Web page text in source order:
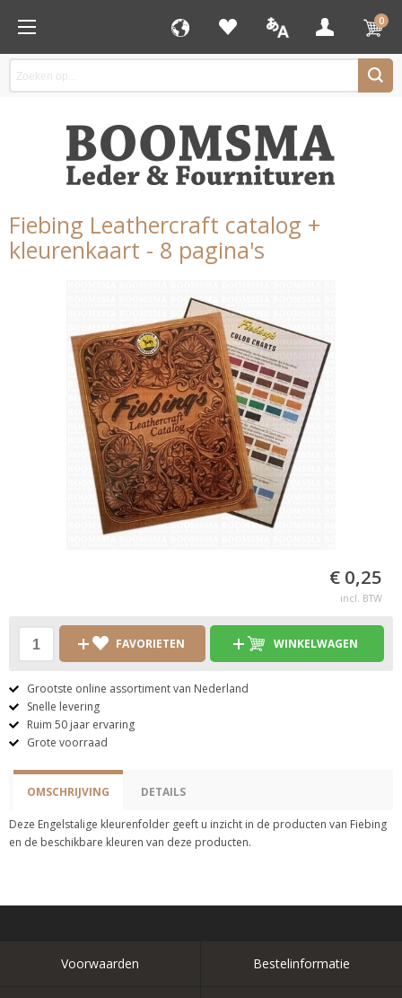
0
Fiebing Leathercraft catalog +
kleurenkaart - 8 pagina's
€ 0,25
incl. BTW
FAVORIETEN WINKELWAGEN
Grootste online assortiment van Nederland
Snelle levering
Ruim 50 jaar ervaring
Grote voorraad
OMSCHRIJVING DETAILS
Deze Engelstalige kleurenfolder geeft u inzicht in de producten van Fiebing
en de beschikbare kleuren van deze producten.
Voorwaarden Bestelinformatie